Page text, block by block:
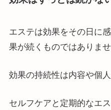
エステは効果をその日に
果が続くものではありませ
効果の持続性は内容や個
セルフケアと定期的なエ